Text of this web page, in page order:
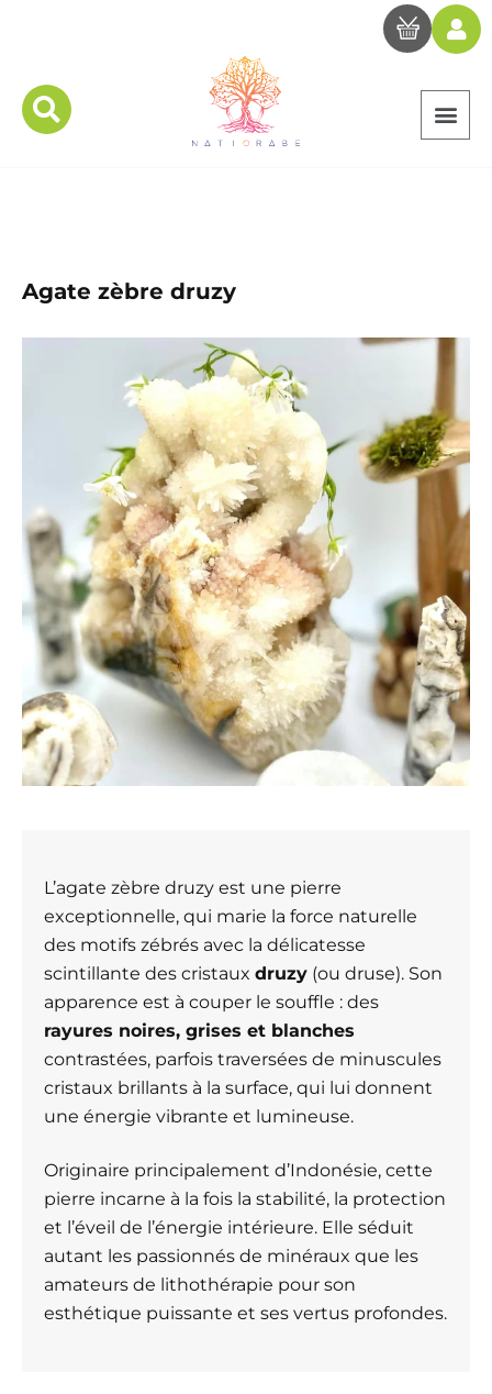
Agate zèbre druzy
L’agate zèbre druzy est une pierre
exceptionnelle, qui marie la force naturelle
des motifs zébrés avec la délicatesse
scintillante des cristaux druzy (ou druse). Son
apparence est à couper le souffle : des
rayures noires, grises et blanches
contrastées, parfois traversées de minuscules
cristaux brillants à la surface, qui lui donnent
une énergie vibrante et lumineuse.
Originaire principalement d’Indonésie, cette
pierre incarne à la fois la stabilité, la protection
et l’éveil de l’énergie intérieure. Elle séduit
autant les passionnés de minéraux que les
amateurs de lithothérapie pour son
esthétique puissante et ses vertus profondes.